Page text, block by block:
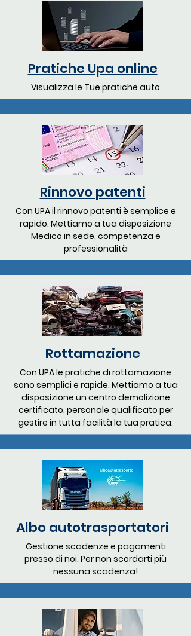
Pratiche Upa online
Visualizza le Tue pratiche auto
Rinnovo patenti
Con UPA il rinnovo patenti è semplice e
rapido. Mettiamo a tua disposizione
Medico in sede, competenza e
professionalità
Rottamazione
Con UPA le pratiche di rottamazione
sono semplici e rapide. Mettiamo a tua
disposizione un centro demolizione
certificato, personale qualificato per
gestire in tutta facilità la tua pratica.
Albo autotrasportatori
Gestione scadenze e pagamenti
presso di noi. Per non scordarti più
nessuna scadenza!